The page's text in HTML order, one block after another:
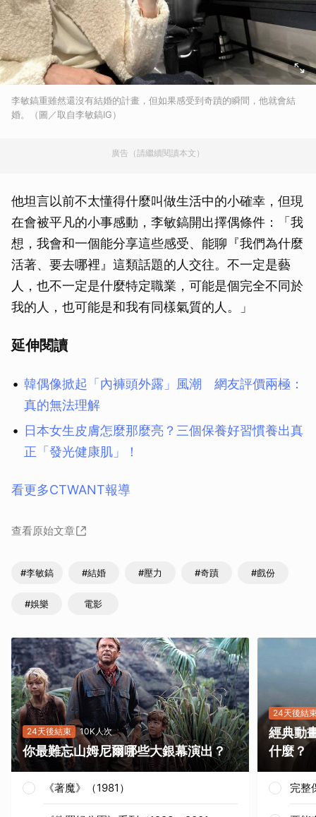
李敏鎬重雖然還沒有結婚的計畫，但如果感受到奇蹟的瞬間，他就會結
婚。（圖／取自李敏鎬IG）
廣告（請繼續閱讀本文）
他坦言以前不太懂得什麼叫做生活中的小確幸，但現
在會被平凡的小事感動，李敏鎬開出擇偶條件：「我
想，我會和一個能分享這些感受、能聊『我們為什麼
活著、要去哪裡』這類話題的人交往。不一定是藝
人，也不一定是什麼特定職業，可能是個完全不同於
我的人，也可能是和我有同樣氣質的人。」
延伸閱讀
韓偶像掀起「內褲頭外露」風潮 網友評價兩極：
真的無法理解
日本女生皮膚怎麼那麼亮？三個保養好習慣養出真
正「發光健康肌」！
看更多CTWANT報導
查看原始文章
#李敏鎬 #結婚 #壓力 #奇蹟 #戲份
#娛樂 電影
24天後結束 10K人次
你最難忘山姆尼爾哪些大銀幕演出？
《著魔》（1981）
24天後結
經典動
什麼？
完整